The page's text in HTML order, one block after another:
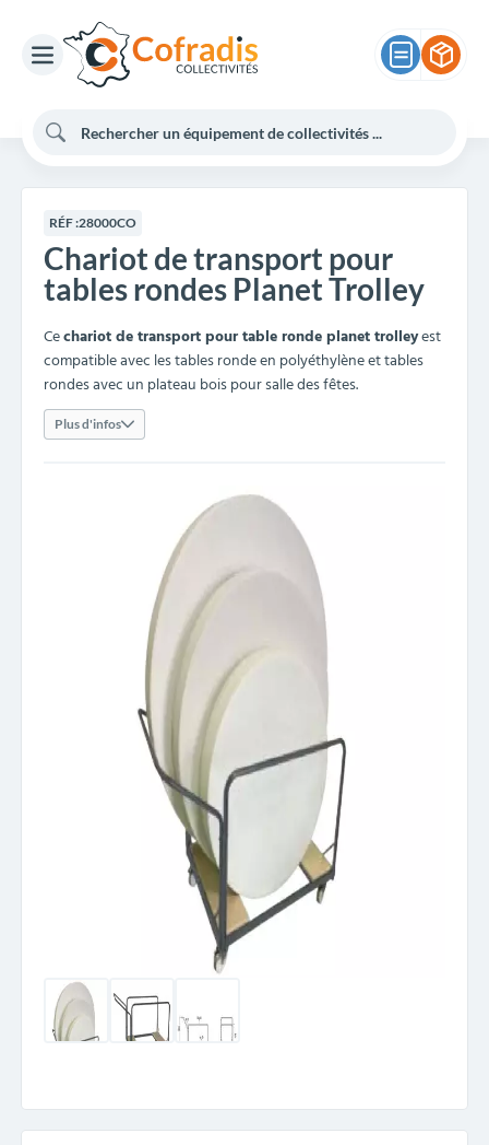
RÉF :28000CO
Chariot de transport pour
tables rondes Planet Trolley
Cechariot de transport pour table ronde planet trolleyest
compatible avec les tables ronde en polyéthylène et tables
rondes avec un plateau bois pour salle des fêtes.
Plus d'infos